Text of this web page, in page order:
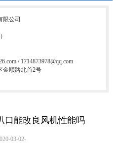
限公司
/ 1714873978@qq.com
金顺路北首2号
口能改良风机性能吗
03-02-